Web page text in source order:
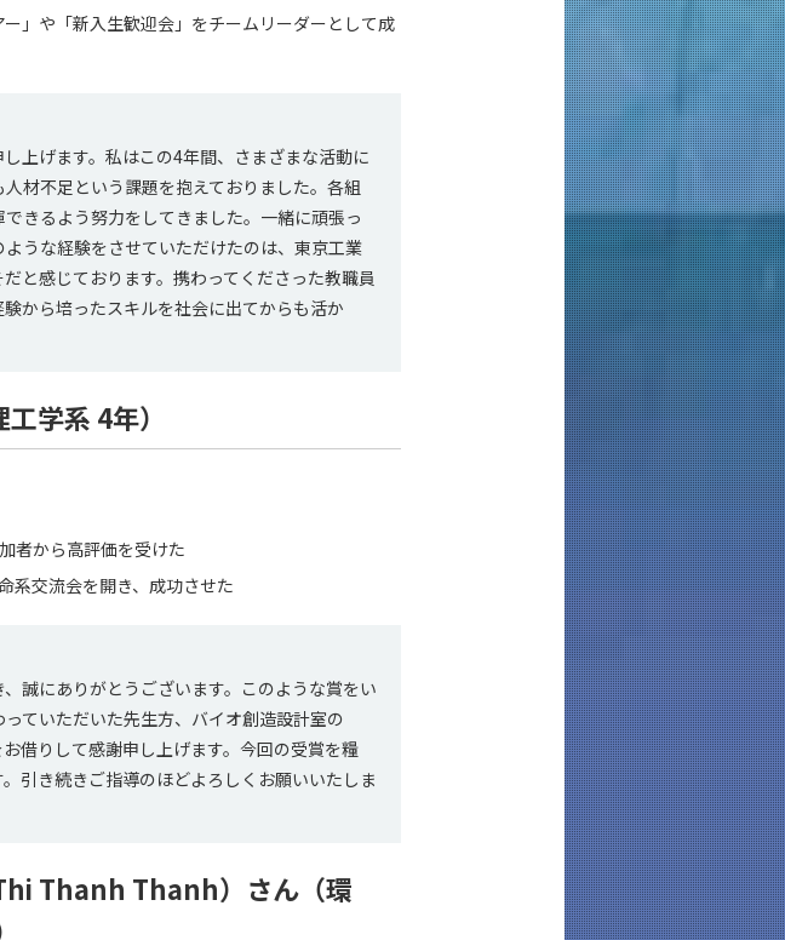
」や「新入生歓迎会」をチームリーダーとして成
上げます。私はこの4年間、さまざまな活動に
材不足という課題を抱えておりました。各組
きるよう努力をしてきました。一緒に頑張っ
うな経験をさせていただけたのは、東京工業
と感じております。携わってくださった教職員
から培ったスキルを社会に出てからも活か
学系 4年）
者から高評価を受けた
系交流会を開き、成功させた
誠にありがとうございます。このような賞をい
ていただいた先生方、バイオ創造設計室の
借りして感謝申し上げます。今回の受賞を糧
引き続きご指導のほどよろしくお願いいたしま
Thanh Thanh）さん（環